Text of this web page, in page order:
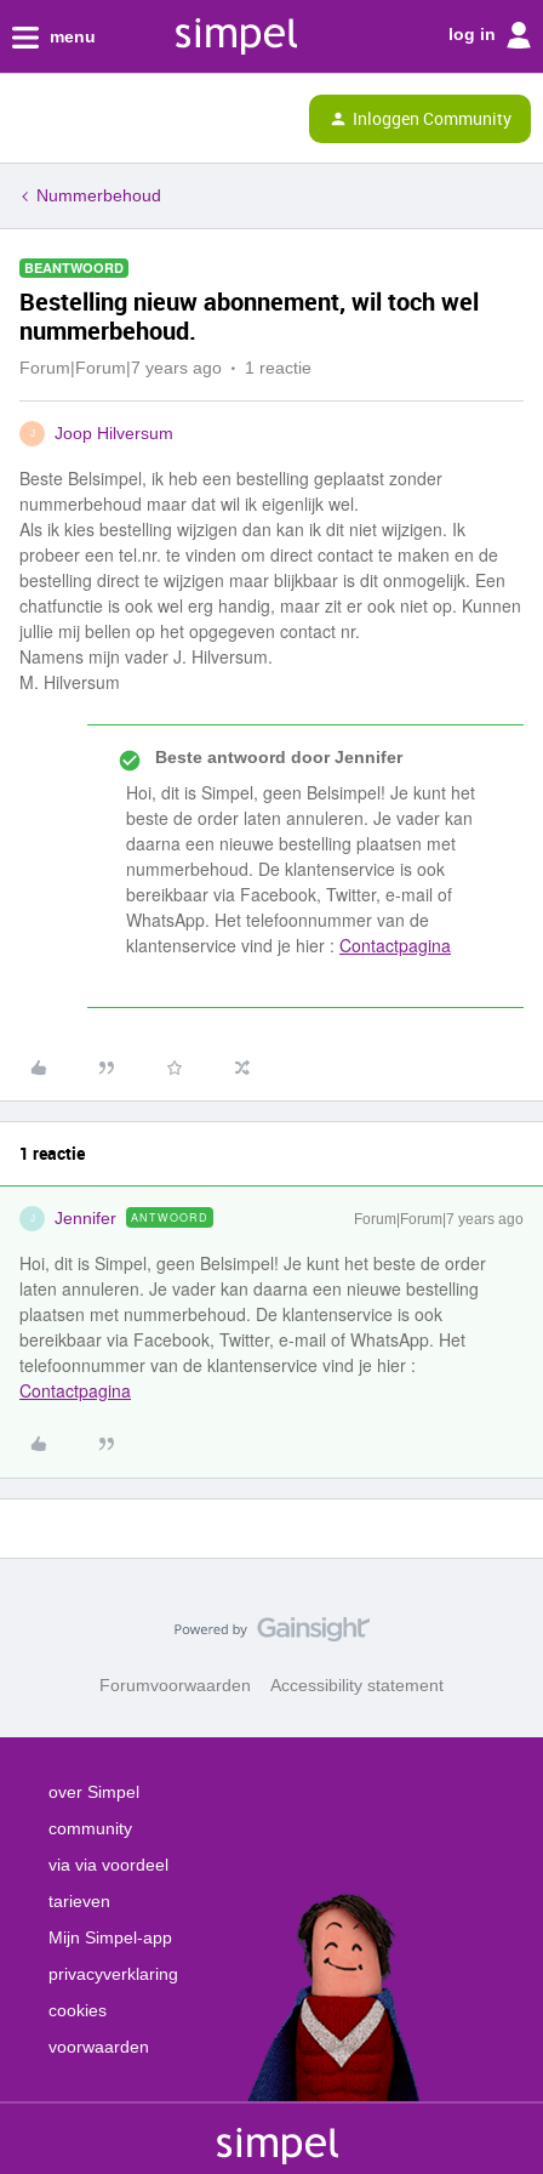
menu log in
Inloggen Community
Nummerbehoud
BEANTWOORD
Bestelling nieuw abonnement, wil toch wel
nummerbehoud.
Forum|Forum|7 years ago 1 reactie
J Joop Hilversum
Beste Belsimpel, ik heb een bestelling geplaatst zonder
nummerbehoud maar dat wil ik eigenlijk wel.
Als ik kies bestelling wijzigen dan kan ik dit niet wijzigen. Ik
probeer een tel.nr. te vinden om direct contact te maken en de
bestelling direct te wijzigen maar blijkbaar is dit onmogelijk. Een
chatfunctie is ook wel erg handig, maar zit er ook niet op. Kunnen
jullie mij bellen op het opgegeven contact nr.
Namens mijn vader J. Hilversum.
M. Hilversum
Beste antwoord doorJennifer
Hoi, dit is Simpel, geen Belsimpel! Je kunt het
beste de order laten annuleren. Je vader kan
daarna een nieuwe bestelling plaatsen met
nummerbehoud. De klantenservice is ook
bereikbaar via Facebook, Twitter, e-mail of
WhatsApp. Het telefoonnummer van de
klantenservice vind je hier : Contactpagina
1 reactie
J Jennifer ANTWOORD Forum|Forum|7 years ago
Hoi, dit is Simpel, geen Belsimpel! Je kunt het beste de order
laten annuleren. Je vader kan daarna een nieuwe bestelling
plaatsen met nummerbehoud. De klantenservice is ook
bereikbaar via Facebook, Twitter, e-mail of WhatsApp. Het
telefoonnummer van de klantenservice vind je hier :
Contactpagina
Forumvoorwaarden Accessibility statement
over Simpel
community
via via voordeel
tarieven
Mijn Simpel-app
privacyverklaring
cookies
voorwaarden